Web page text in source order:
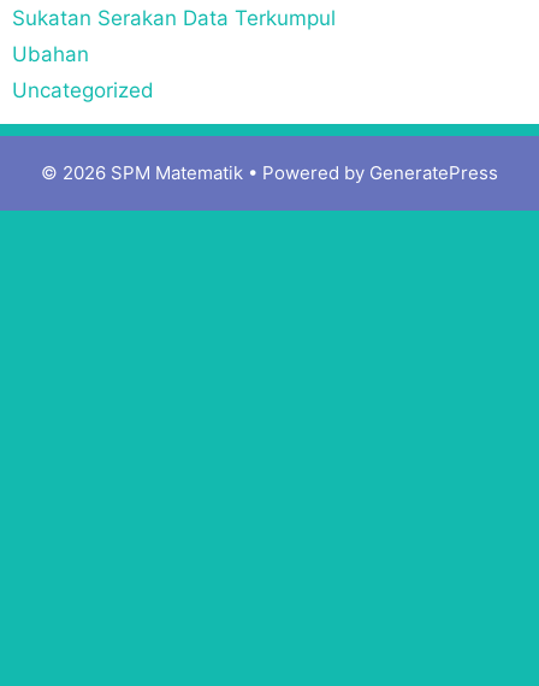
Sukatan Serakan Data Terkumpul
Ubahan
Uncategorized
© 2026 SPM Matematik • Powered by GeneratePress